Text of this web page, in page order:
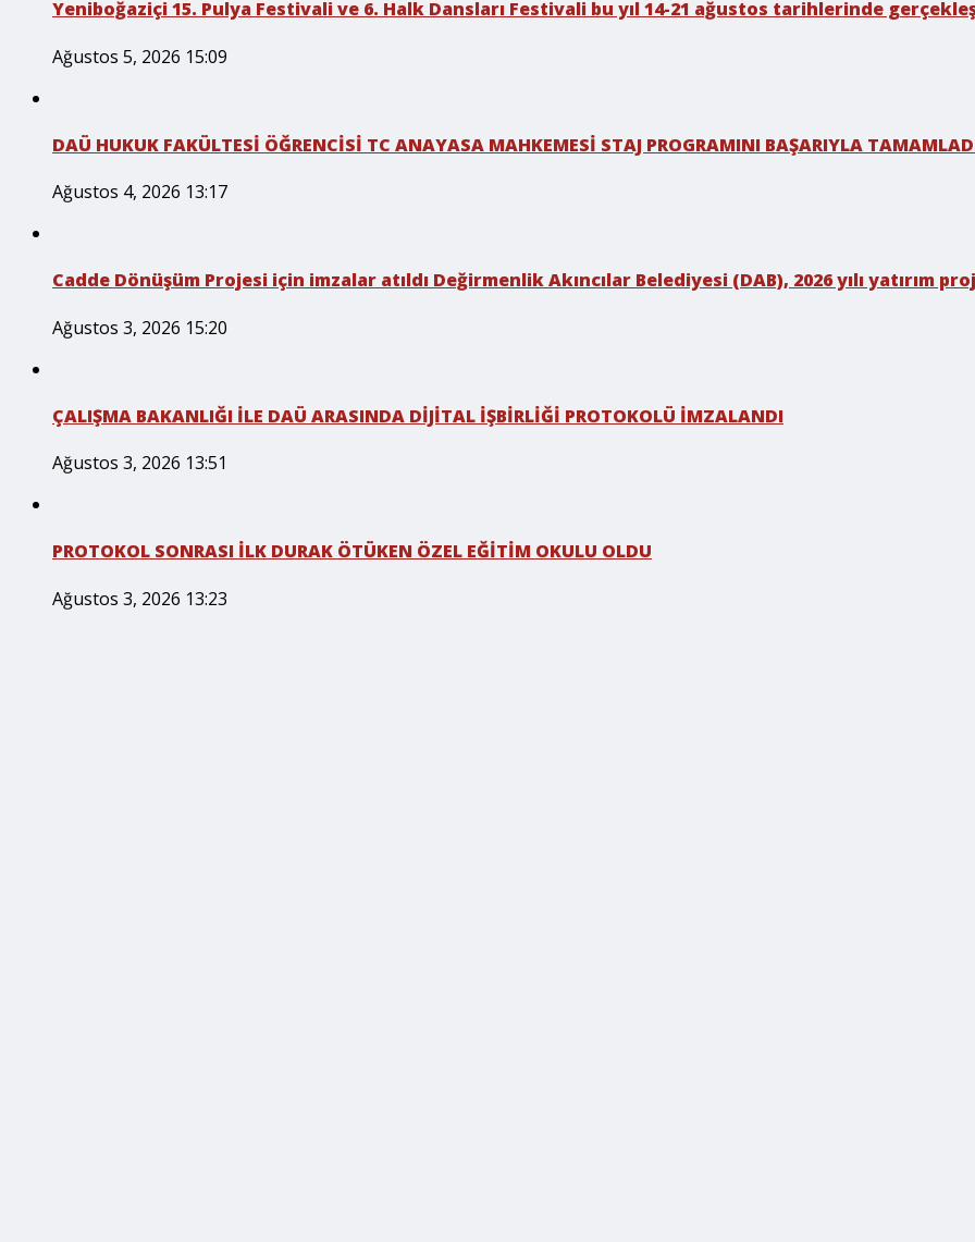
Yeniboğaziçi 15. Pulya Festivali ve 6. Halk Dansları Festivali bu yıl 14-21 ağustos tarihlerinde
Ağustos 5, 2026 15:09
DAÜ HUKUK FAKÜLTESİ ÖĞRENCİSİ TC ANAYASA MAHKEMESİ STAJ PROGRAMINI BAŞARIYLA
Ağustos 4, 2026 13:17
Cadde Dönüşüm Projesi için imzalar atıldı Değirmenlik Akıncılar Belediyesi (DAB), 2026 yılı yatırım
Ağustos 3, 2026 15:20
ÇALIŞMA BAKANLIĞI İLE DAÜ ARASINDA DİJİTAL İŞBİRLİĞİ PROTOKOLÜ İMZALANDI
Ağustos 3, 2026 13:51
PROTOKOL SONRASI İLK DURAK ÖTÜKEN ÖZEL EĞİTİM OKULU OLDU
Ağustos 3, 2026 13:23